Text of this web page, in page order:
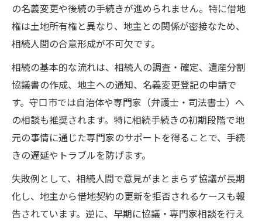
の名義変更や後続の手続きが進められません。特に借地
権は土地所有権と異なり、地主との関係が密接なため、
相続人間の合意形成が不可欠です。
相続の基本的な流れは、相続人の調査・確定、遺産分割
協議書の作成、地主への通知、名義変更登記の申請で
す。守口市では自治体や専門家（弁護士・司法書士）へ
の相談も推奨されます。特に相続手続きの初期段階で地
元の事情に通じた専門家のサポートを得ることで、手続
きの遅延やトラブルを防げます。
失敗例として、相続人間で意見がまとまらず協議が長期
化し、地主から借地契約の更新を拒否されるケースも報
告されています。逆に、早期に協議・専門家相談を行え